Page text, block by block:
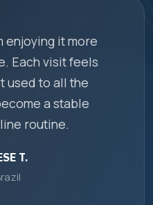
enjoying it more
Each visit feels
used to all the
a stable
routine.
T.